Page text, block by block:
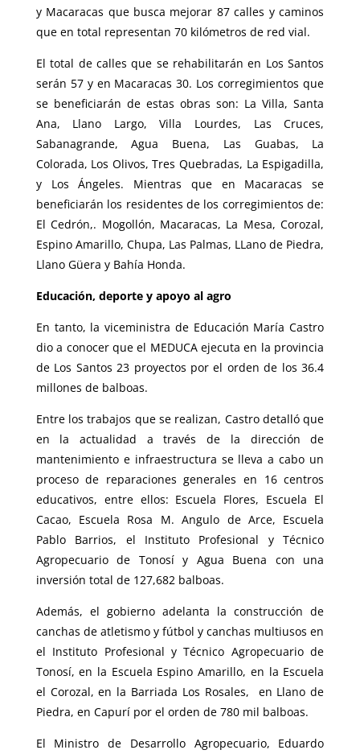
y Macaracas que busca mejorar 87 calles y caminos
que en total representan 70 kilómetros de red vial.
El total de calles que se rehabilitarán en Los Santos
serán 57 y en Macaracas 30. Los corregimientos que
se beneficiarán de estas obras son: La Villa, Santa
Ana, Llano Largo, Villa Lourdes, Las Cruces,
Sabanagrande, Agua Buena, Las Guabas, La
Colorada, Los Olivos, Tres Quebradas, La Espigadilla,
y Los Ángeles. Mientras que en Macaracas se
beneficiarán los residentes de los corregimientos de:
El Cedrón,. Mogollón, Macaracas, La Mesa, Corozal,
Espino Amarillo, Chupa, Las Palmas, LLano de Piedra,
Llano Güera y Bahía Honda.
Educación, deporte y apoyo al agro
En tanto, la viceministra de Educación María Castro
dio a conocer que el MEDUCA ejecuta en la provincia
de Los Santos 23 proyectos por el orden de los 36.4
millones de balboas.
Entre los trabajos que se realizan, Castro detalló que
en la actualidad a través de la dirección de
mantenimiento e infraestructura se lleva a cabo un
proceso de reparaciones generales en 16 centros
educativos, entre ellos: Escuela Flores, Escuela El
Cacao, Escuela Rosa M. Angulo de Arce, Escuela
Pablo Barrios, el Instituto Profesional y Técnico
Agropecuario de Tonosí y Agua Buena con una
inversión total de 127,682 balboas.
Además, el gobierno adelanta la construcción de
canchas de atletismo y fútbol y canchas multiusos en
el Instituto Profesional y Técnico Agropecuario de
Tonosí, en la Escuela Espino Amarillo, en la Escuela
el Corozal, en la Barriada Los Rosales, en Llano de
Piedra, en Capurí por el orden de 780 mil balboas.
El Ministro de Desarrollo Agropecuario, Eduardo